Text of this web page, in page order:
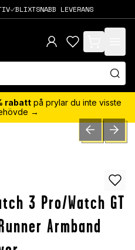
BLIXTSNABB LEVERANS
items in cart,
rabatt på prylar du inte visste
→
PREVIOUSNEXT
3 Pro/Watch GT
Armband